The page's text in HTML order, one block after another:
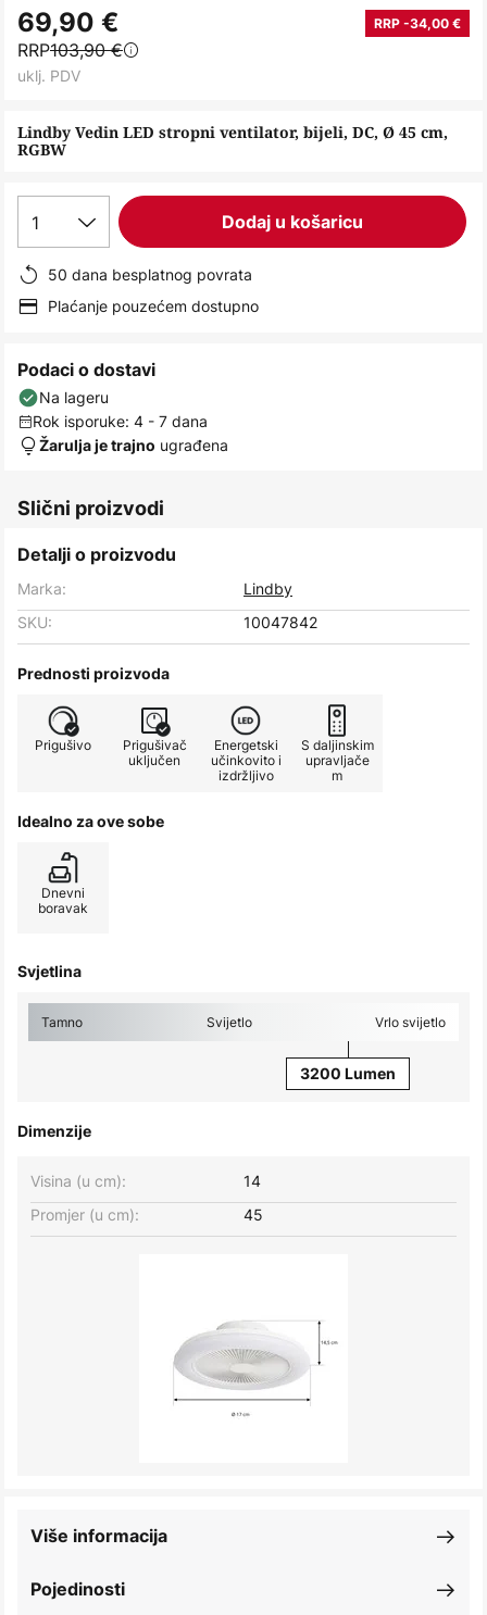
to
the
beginning
the
images
gallery
Lindby Vedin LED stropni ventilator, bijeli, DC, Ø 45 cm,
RGBW
69,90 € RRP -34,00 €
RRP103,90 €
uklj. PDV
1 Dodaj u košaricu
50 dana besplatnog povrata
Plaćanje pouzećem dostupno
Podaci o dostavi
Na lageru
Rok isporuke: 4 - 7 dana
Žarulja je trajno ugrađena
Slični proizvodi
Detalji o proizvodu
Marka:
Lindby
SKU:
10047842
Prednosti proizvoda
Prigušivo
Prigušivač
uključen
Energetski
učinkovito i
izdržljivo
S daljinskim
upravljače
m
Idealno za ove sobe
Dnevni
boravak
Svjetlina
Tamno Svijetlo Vrlo svijetlo
3200 Lumen
Dimenzije
Visina (u cm):
14
Promjer (u cm):
45
Pojedinosti
Više informacija